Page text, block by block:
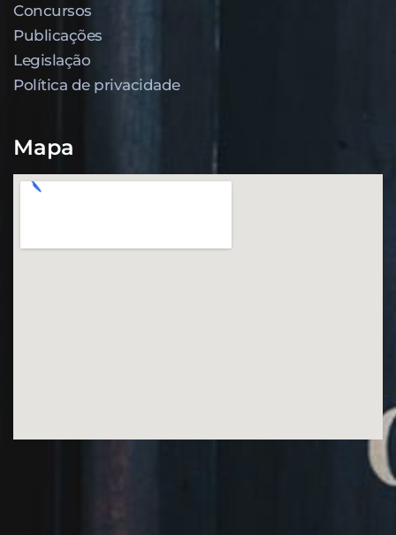
Concursos
Publicações
Legislação
Política de privacidade
Mapa